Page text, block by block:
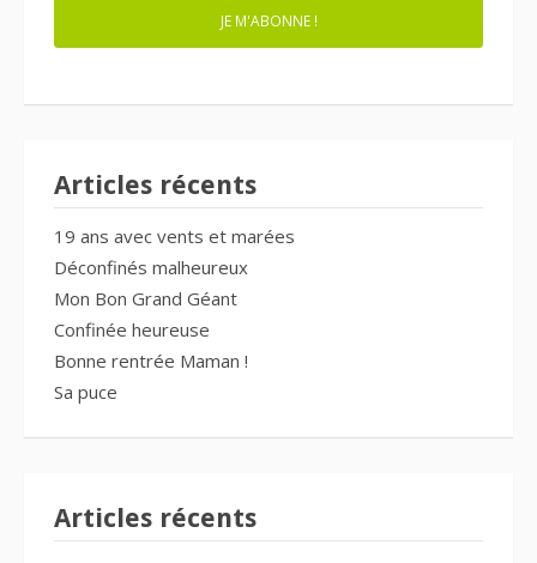
JE M'ABONNE !
Articles récents
19 ans avec vents et marées
Déconfinés malheureux
Mon Bon Grand Géant
Confinée heureuse
Bonne rentrée Maman !
Sa puce
Articles récents